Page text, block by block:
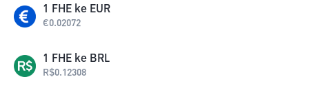
1 FHE ke EUR
€0.02072
1 FHE ke BRL
R$0.12308